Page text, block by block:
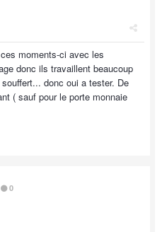
moments-ci avec les
donc ils travaillent beaucoup
donc oui a tester. De
( sauf pour le porte monnaie
0